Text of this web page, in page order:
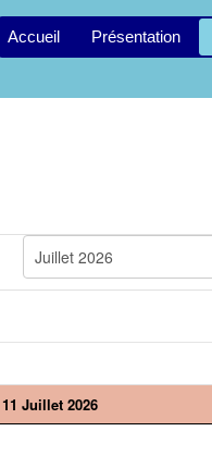
Accueil Présentation
Juillet 2026